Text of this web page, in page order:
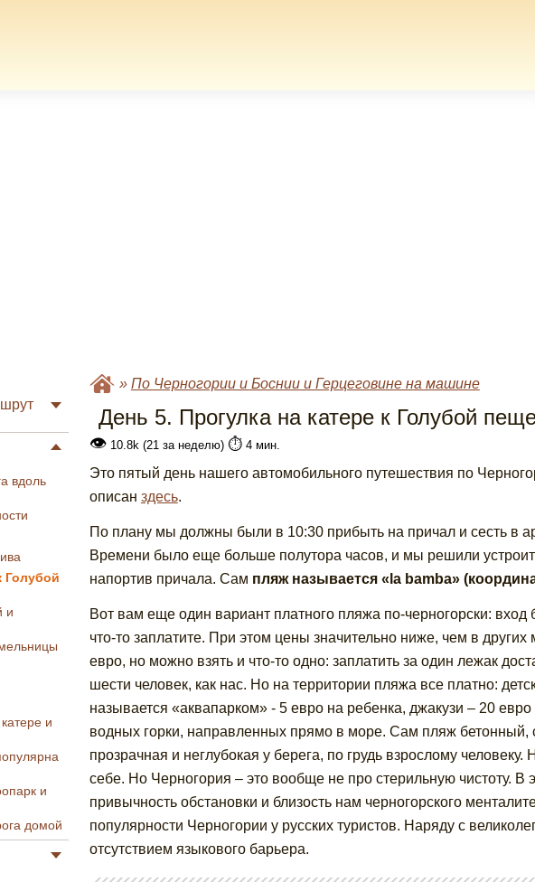
вдоль
Голубой
и
и
и
домой
» По Черногории и Боснии и Герцеговине на машине
День 5. Прогулка на катере к Голубой
👁10.8k (21 за неделю) ⏱️4 мин.
Это пятый день нашего автомобильного путешествия по
описан здесь.
По плану мы должны были в 10:30 прибыть на причал и сесть в
Времени было еще больше полутора часов, и мы решили
напортив причала. Сам пляж называется «la bamba»
Вот вам еще один вариант платного пляжа по-черногорски: вход
что-то заплатите. При этом цены значительно ниже, чем в
евро, но можно взять и что-то одно: заплатить за один лежак
шести человек, как нас. Но на территории пляжа все платно:
называется «аквапарком» - 5 евро на ребенка, джакузи – 20
водных горки, направленных прямо в море. Сам пляж бетонный,
прозрачная и неглубокая у берега, по грудь взрослому
себе. Но Черногория – это вообще не про стерильную чистоту.
привычность обстановки и близость нам черногорского
популярности Черногории у русских туристов. Наряду с
отсутствием языкового барьера.